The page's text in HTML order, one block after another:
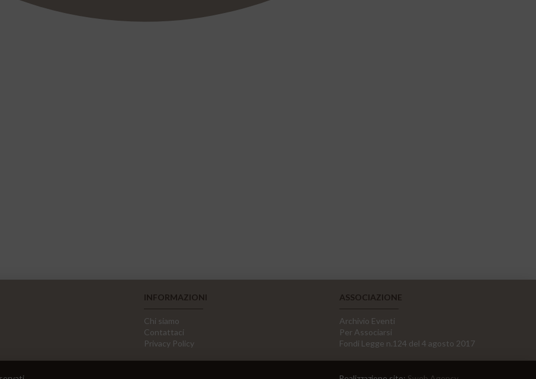
INFORMAZIONI
Chi siamo
Contattaci
Privacy Policy
ASSOCIAZIONE
Archivio Eventi
Per Associarsi
Fondi Legge n.124 del 4 agosto 2017